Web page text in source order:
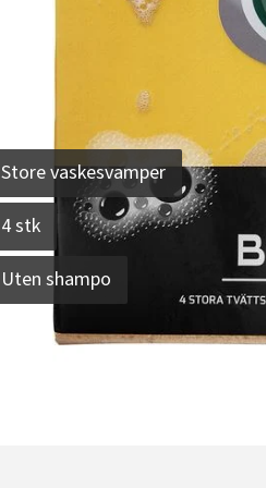
Store vaskesvamper
4 stk
Uten shampo